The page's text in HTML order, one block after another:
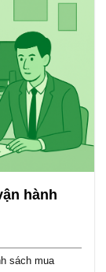
hành
sách mua